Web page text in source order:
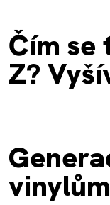
Čím se
Z?